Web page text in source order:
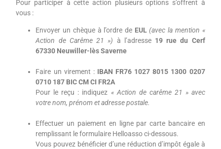
Pour participer à cette action plusieurs options s’offrent à
vous :
Envoyer un chèque à l’ordre de EUL(avec la mention «
Action de Carême 21 ») à l’adresse 19 rue du Cerf
67330 Neuwiller-lès Saverne
Faire un virement : IBAN FR76 1027 8015 1300 0207
0710 187 BIC CM CI FR2A
Pour le reçu : indiquez « Action de carême 21 » avec
votre nom, prénom et adresse postale.
Effectuer un paiement en ligne par carte bancaire en
remplissant le formulaire Helloasso ci-dessous.
Vous pouvez bénéficier d’une réduction d’impôt égale à